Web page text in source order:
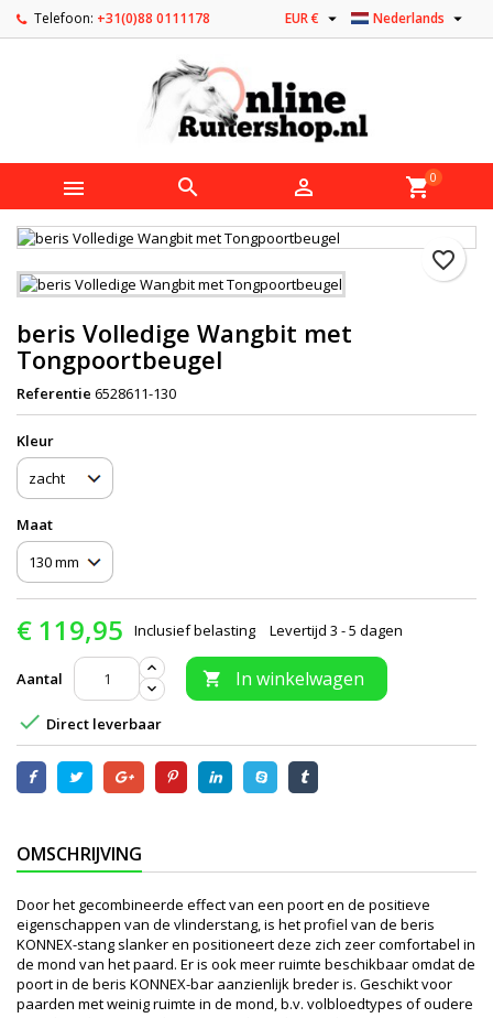
Telefoon: +31(0)88 0111178 Nederlands 
EUR € 
   shopping_cart0
favorite_border
beris Volledige Wangbit met
Tongpoortbeugel
Referentie 6528611-130
Kleur
Maat
€ 119,95 Inclusief belasting Levertijd 3 - 5 dagen
Aantal  In winkelwagen
 Direct leverbaar
OMSCHRIJVING
Door het gecombineerde effect van een poort en de positieve
eigenschappen van de vlinderstang, is het profiel van de beris
KONNEX-stang slanker en positioneert deze zich zeer comfortabel in
de mond van het paard. Er is ook meer ruimte beschikbaar omdat de
poort in de beris KONNEX-bar aanzienlijk breder is. Geschikt voor
paarden met weinig ruimte in de mond, b.v. volbloedtypes of oudere